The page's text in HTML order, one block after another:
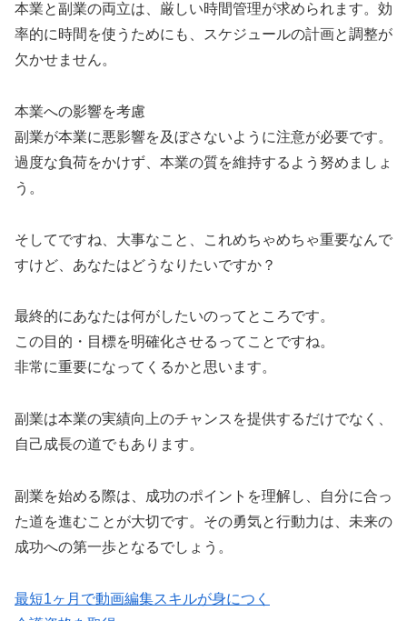
本業と副業の両立は、厳しい時間管理が求められます。効
率的に時間を使うためにも、スケジュールの計画と調整が
欠かせません。
本業への影響を考慮
副業が本業に悪影響を及ぼさないように注意が必要です。
過度な負荷をかけず、本業の質を維持するよう努めましょ
う。
そしてですね、大事なこと、これめちゃめちゃ重要なんで
すけど、あなたはどうなりたいですか？
最終的にあなたは何がしたいのってところです。
この目的・目標を明確化させるってことですね。
非常に重要になってくるかと思います。
副業は本業の実績向上のチャンスを提供するだけでなく、
自己成長の道でもあります。
副業を始める際は、成功のポイントを理解し、自分に合っ
た道を進むことが大切です。その勇気と行動力は、未来の
成功への第一歩となるでしょう。
最短1ヶ月で動画編集スキルが身につく